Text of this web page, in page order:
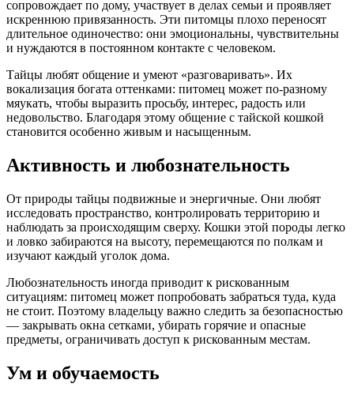
сопровождает по дому, участвует в делах семьи и проявляет
искреннюю привязанность. Эти питомцы плохо переносят
длительное одиночество: они эмоциональны, чувствительны
и нуждаются в постоянном контакте с человеком.
Тайцы любят общение и умеют «разговаривать». Их
вокализация богата оттенками: питомец может по-разному
мяукать, чтобы выразить просьбу, интерес, радость или
недовольство. Благодаря этому общение с тайской кошкой
становится особенно живым и насыщенным.
Активность и любознательность
От природы тайцы подвижные и энергичные. Они любят
исследовать пространство, контролировать территорию и
наблюдать за происходящим сверху. Кошки этой породы легко
и ловко забираются на высоту, перемещаются по полкам и
изучают каждый уголок дома.
Любознательность иногда приводит к рискованным
ситуациям: питомец может попробовать забраться туда, куда
не стоит. Поэтому владельцу важно следить за безопасностью
— закрывать окна сетками, убирать горячие и опасные
предметы, ограничивать доступ к рискованным местам.
Ум и обучаемость